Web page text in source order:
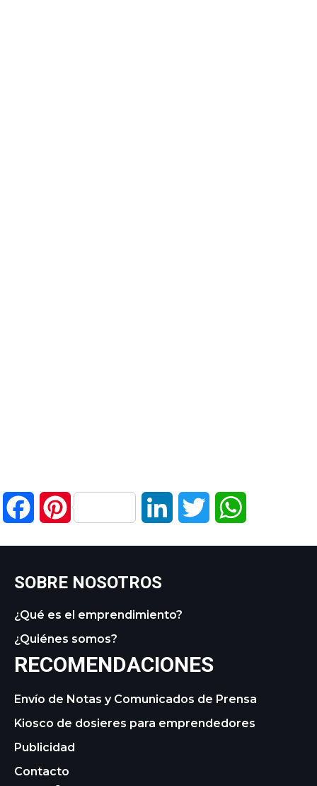
FacebookPinterest LinkedIn Twitter
SOBRE NOSOTROS
¿Qué es el emprendimiento?
¿Quiénes somos?
RECOMENDACIONES
Envío de Notas y Comunicados de Prensa
Kiosco de dosieres para emprendedores
Publicidad
Contacto